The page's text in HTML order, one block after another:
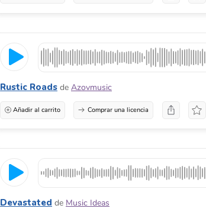
Rustic Roads de Azovmusic
Añadir al carrito Comprar una licencia
Devastated de Music Ideas